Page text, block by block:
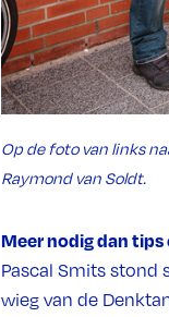
Op de foto van links
Raymond van Soldt.
Meer nodig dan tips
Pascal Smits stond
wieg van de